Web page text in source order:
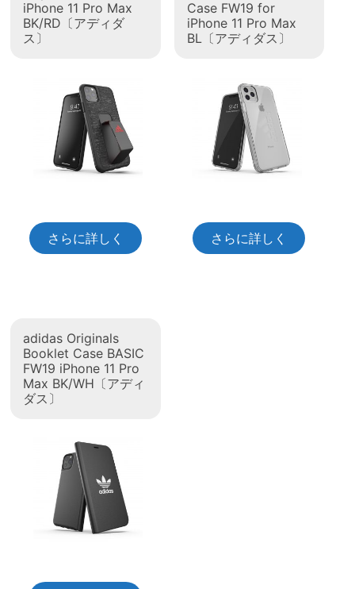
iPhone 11 Pro Max
BK/RD〔アディダ
ス〕
さらに詳しく
Case FW19 for
iPhone 11 Pro Max
BL〔アディダス〕
さらに詳しく
adidas Originals
Booklet Case BASIC
FW19 iPhone 11 Pro
Max BK/WH〔アディ
ダス〕